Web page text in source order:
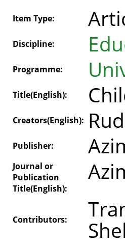
Item Type:
Discipline:
Programme:
Title(English):
Creators(English):
Publisher:
Journal or
Publication
Title(English):
Contributors: